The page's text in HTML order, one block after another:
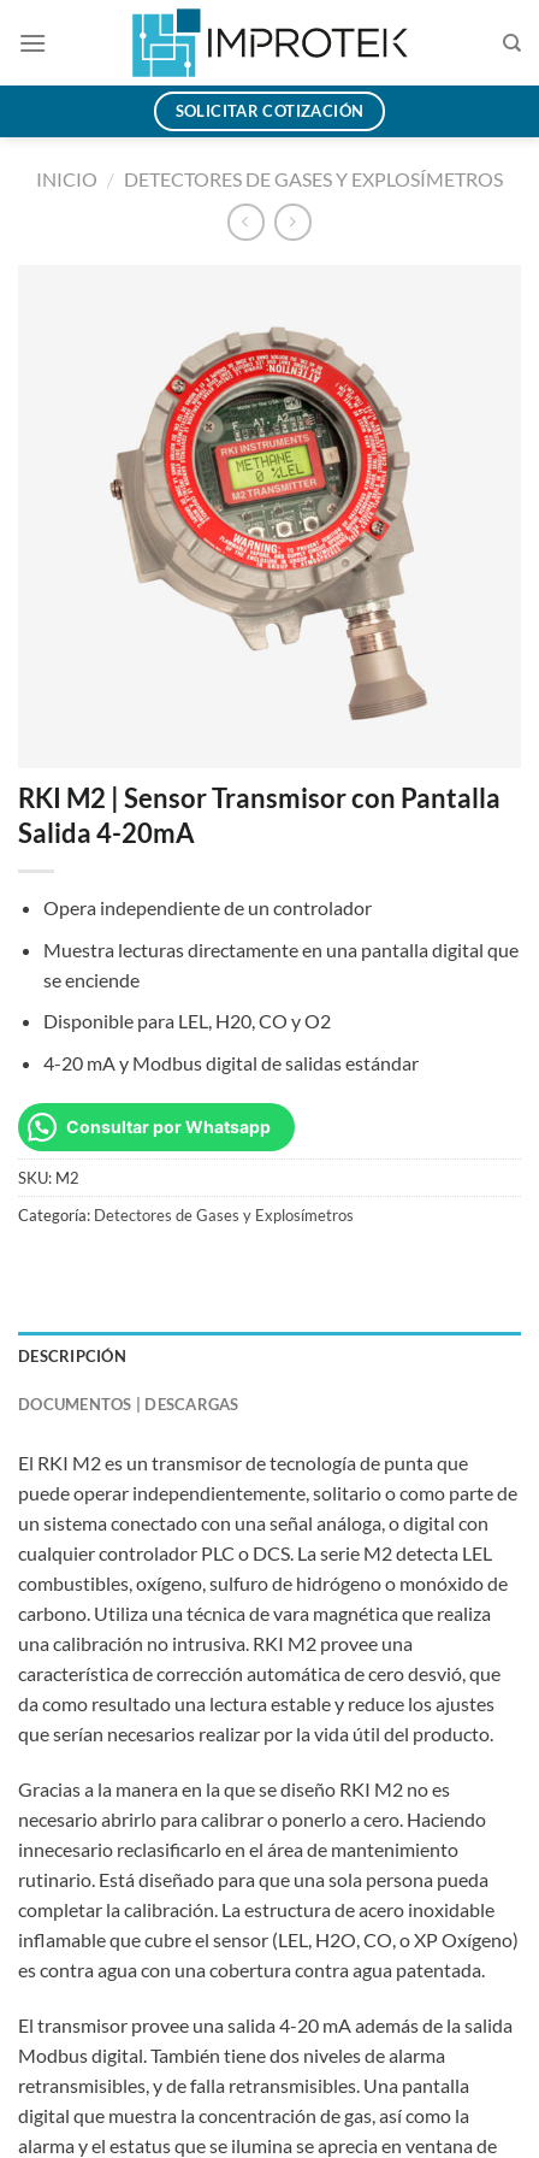
SOLICITAR COTIZACIÓN
INICIO / DETECTORES DE GASES Y EXPLOSÍMETROS
RKI M2 | Sensor Transmisor con Pantalla
Salida 4-20mA
Opera independiente de un controlador
Muestra lecturas directamente en una pantalla digital que
se enciende
Disponible para LEL, H20, CO y O2
4-20 mA y Modbus digital de salidas estándar
Consultar por Whatsapp
SKU: M2
Categoría: Detectores de Gases y Explosímetros
DESCRIPCIÓN
DOCUMENTOS | DESCARGAS
El RKI M2 es un transmisor de tecnología de punta que
puede operar independientemente, solitario o como parte de
un sistema conectado con una señal análoga, o digital con
cualquier controlador PLC o DCS. La serie M2 detecta LEL
combustibles, oxígeno, sulfuro de hidrógeno o monóxido de
carbono. Utiliza una técnica de vara magnética que realiza
una calibración no intrusiva. RKI M2 provee una
característica de corrección automática de cero desvió, que
da como resultado una lectura estable y reduce los ajustes
que serían necesarios realizar por la vida útil del producto.
Gracias a la manera en la que se diseño RKI M2 no es
necesario abrirlo para calibrar o ponerlo a cero. Haciendo
innecesario reclasificarlo en el área de mantenimiento
rutinario. Está diseñado para que una sola persona pueda
completar la calibración. La estructura de acero inoxidable
inflamable que cubre el sensor (LEL, H2O, CO, o XP Oxígeno)
es contra agua con una cobertura contra agua patentada.
El transmisor provee una salida 4-20 mA además de la salida
Modbus digital. También tiene dos niveles de alarma
retransmisibles, y de falla retransmisibles. Una pantalla
digital que muestra la concentración de gas, así como la
alarma y el estatus que se ilumina se aprecia en ventana de